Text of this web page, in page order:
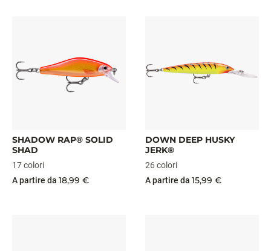
SHADOW RAP® SOLID
SHAD
17 colori
A partire da 18,99 €
DOWN DEEP HUSKY
JERK®
26 colori
A partire da 15,99 €